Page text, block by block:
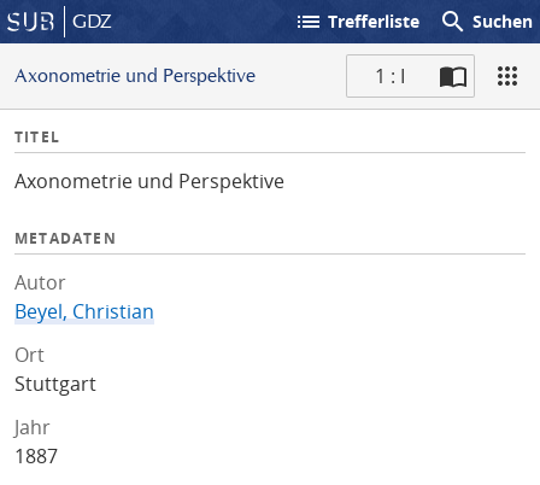
GDZ list Trefferliste search Suchen
Axonometrie und Perspektive 1 : I
I
f
TITEL
Axonometrie und Perspektive
METADATEN
Autor
Beyel, Christian
Ort
Stuttgart
Jahr
1887